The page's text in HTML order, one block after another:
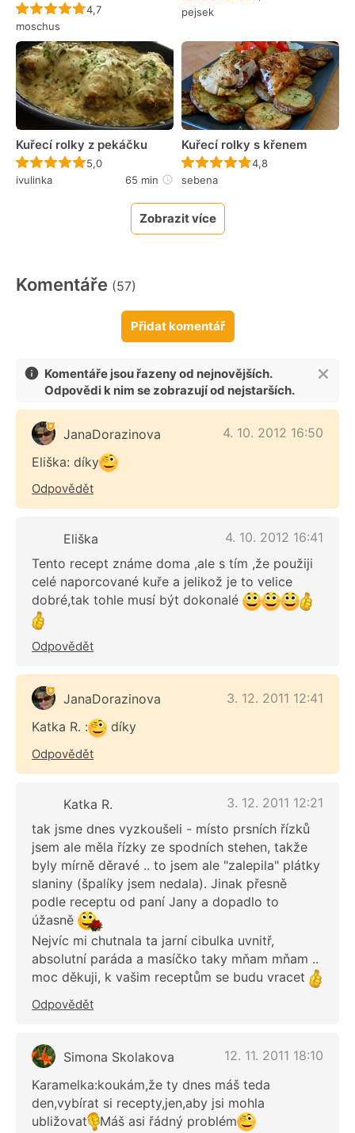
Recept ještě nebyl hodnocen
4,7
moschus
pejsek
Kuřecí rolky z pekáčku
Recept ještě nebyl hodnocen
5,0
ivulinka
65 min
Kuřecí rolky s křenem
Recept ještě nebyl
4,8
sebena
Zobrazit více
Komentáře (57)
Přidat komentář
Komentáře jsou řazeny od nejnovějších.
Odpovědi k nim se zobrazují od nejstarších.
JanaDorazinova
4. 10. 2012 16:50
Eliška: díky
Odpovědět
Eliška
4. 10. 2012 16:41
Tento recept známe doma ,ale s tím ,že použiji
celé naporcované kuře a jelikož je to velice
dobré,tak tohle musí být dokonalé
Odpovědět
JanaDorazinova
3. 12. 2011 12:41
Katka R. :
díky
Odpovědět
Katka R.
3. 12. 2011 12:21
tak jsme dnes vyzkoušeli - místo prsních řízků
jsem ale měla řízky ze spodních stehen, takže
byly mírně děravé .. to jsem ale "zalepila" plátky
slaniny (špalíky jsem nedala). Jinak přesně
podle receptu od paní Jany a dopadlo to
úžasně
Nejvíc mi chutnala ta jarní cibulka uvnitř,
absolutní paráda a masíčko taky mňam mňam ..
moc děkuji, k vašim receptům se budu vracet
Odpovědět
Simona Skolakova
12. 11. 2011 18:10
Karamelka:koukám,že ty dnes máš teda
den,vybírat si recepty,jen,aby jsi mohla
ubližovat
Máš asi řádný problém